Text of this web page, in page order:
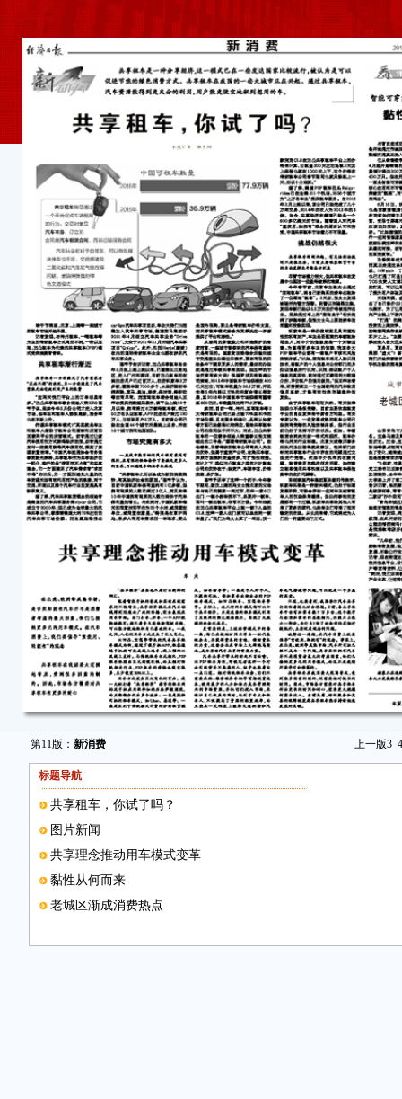
第11版： 新消费 上一版3 4
标题导航
共享租车，你试了吗？
图片新闻
共享理念推动用车模式变革
黏性从何而来
老城区渐成消费热点